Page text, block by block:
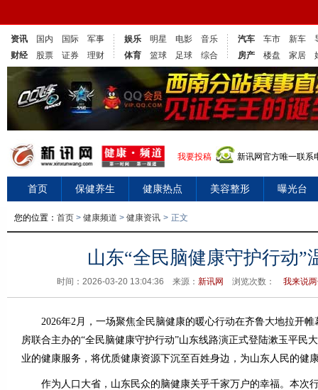
资讯 国内 国际
军事
财经
股票 证券 理财
娱乐 明星 电影
音乐
体育
篮球 足球 综合
汽车 车市 新车
房产
楼盘 家居
我要投稿 新讯网官方唯一联
首页 保健养生 健康热点 美容整形 曝光台
您的位置： 首页 > 健康频道 > 健康资讯 > 正文
山东“全民脑健康守护行动”
时间：2026-03-20 13:04:36 来源： 新讯网 浏览次数： 我来说
2026年2月，一场聚焦全民脑健康的暖心行动在齐鲁大地拉开帷
房联合主办的“全民脑健康守护行动”山东线路演正式登陆漱玉平民
业的健康服务，将优质健康资源下沉至百姓身边，为山东人民的健
作为人口大省，山东民众的脑健康关乎千家万户的幸福。本次行